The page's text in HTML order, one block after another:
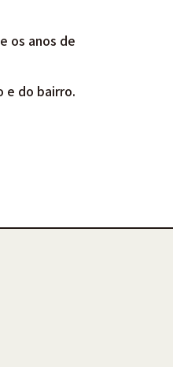
os anos de
e do bairro.